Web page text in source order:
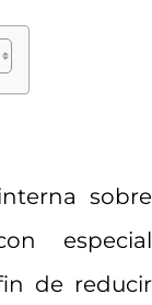
sobre
especial
de reducir